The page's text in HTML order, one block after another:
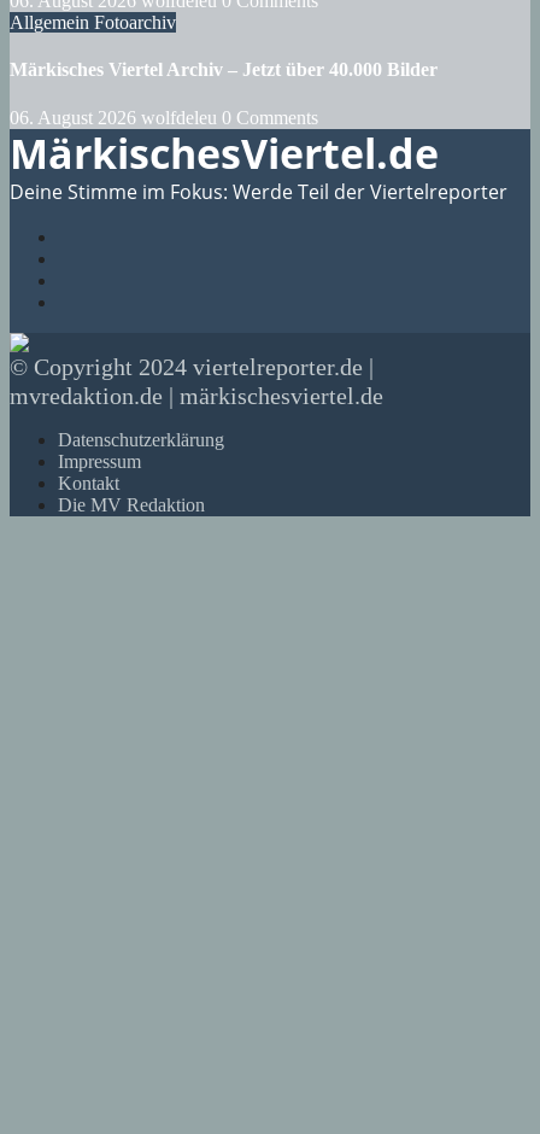
Allgemein Fotoarchiv
Märkisches Viertel Archiv – Jetzt über 40.000 Bilder
06. August 2026 wolfdeleu 0 Comments
MärkischesViertel.de
Deine Stimme im Fokus: Werde Teil der Viertelreporter
© Copyright 2024 viertelreporter.de |
mvredaktion.de | märkischesviertel.de
Datenschutzerklärung
Impressum
Kontakt
Die MV Redaktion